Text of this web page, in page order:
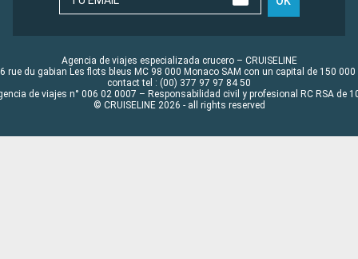
Agencia de viajes especializada crucero – CRUISELINE
rue du gabian Les flots bleus MC 98 000 Monaco SAM con un capital de 150 000
contact tel : (00) 377 97 97 84 50
de viajes n° 006 02 0007 – Responsabilidad civil y profesional RC RSA de
© CRUISELINE 2026 - all rights reserved